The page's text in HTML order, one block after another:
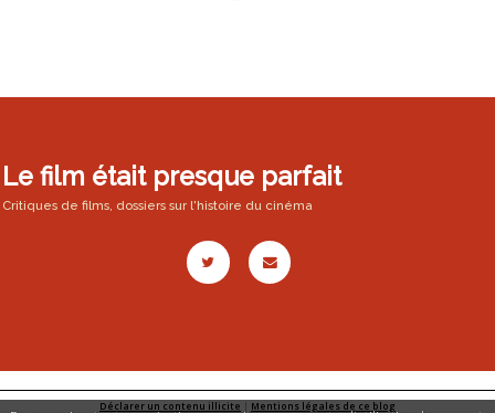
Le film était presque parfait
Critiques de films, dossiers sur l'histoire du cinéma
Déclarer un contenu illicite | Mentions légales de ce blog